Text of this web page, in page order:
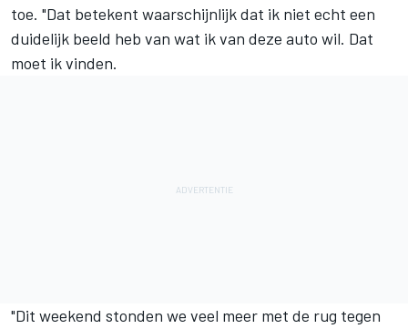
toe. "Dat betekent waarschijnlijk dat ik niet echt een
duidelijk beeld heb van wat ik van deze auto wil. Dat
moet ik vinden.
"Dit weekend stonden we veel meer met de rug tegen